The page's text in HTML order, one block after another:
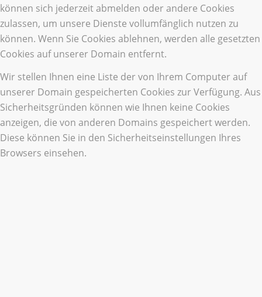
können sich jederzeit abmelden oder andere Cookies
zulassen, um unsere Dienste vollumfänglich nutzen zu
können. Wenn Sie Cookies ablehnen, werden alle gesetzten
Cookies auf unserer Domain entfernt.
Wir stellen Ihnen eine Liste der von Ihrem Computer auf
unserer Domain gespeicherten Cookies zur Verfügung. Aus
Sicherheitsgründen können wie Ihnen keine Cookies
anzeigen, die von anderen Domains gespeichert werden.
Diese können Sie in den Sicherheitseinstellungen Ihres
Browsers einsehen.